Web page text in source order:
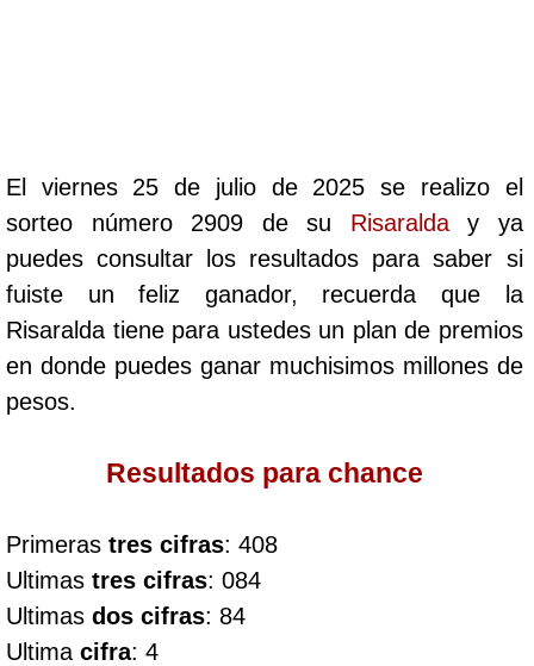
Cafeterito Noche
Caribeña Día
Caribeña Noche
Chontico Día
Chontico Noche
Culona día
Culona noche
El viernes 25 de julio de 2025 se realizo el
sorteo número 2909 de su Risaralday ya
puedes consultar los resultados para saber si
fuiste un feliz ganador, recuerda que la
Risaralda tiene para ustedes un plan de premios
en donde puedes ganar muchisimos millones de
pesos.
Resultados para chance
Primeras tres cifras: 408
Ultimas tres cifras: 084
Ultimas dos cifras: 84
Ultima cifra: 4